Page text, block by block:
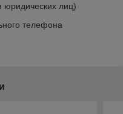
юридических лиц)
телефона